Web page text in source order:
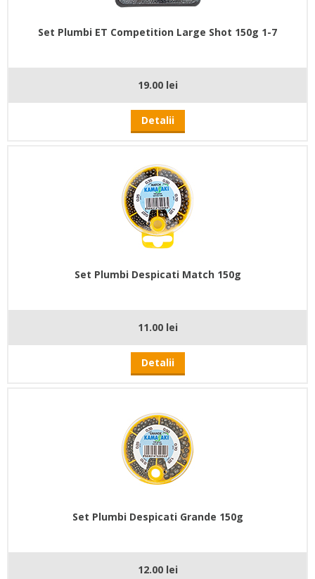
Set Plumbi ET Competition Large Shot 150g 1-7
19.00 lei
Detalii
Set Plumbi Despicati Match 150g
11.00 lei
Detalii
Set Plumbi Despicati Grande 150g
12.00 lei